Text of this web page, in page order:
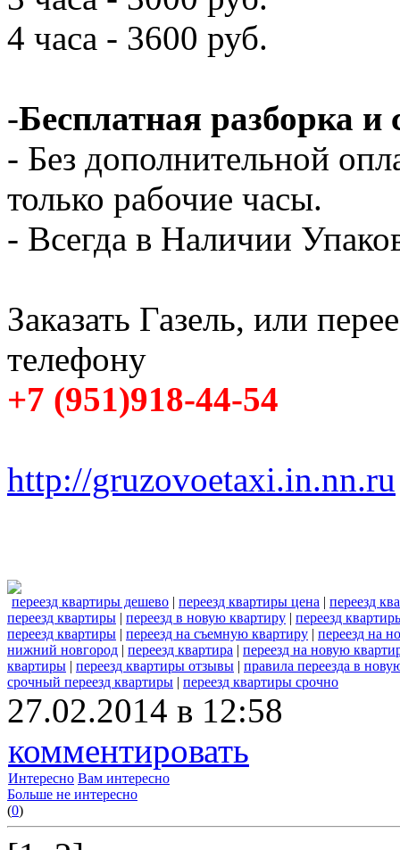
4 часа - 3600 руб.
-Бесплатная разборка и
- Без дополнительной
только рабочие часы.
- Всегда в Наличии
Заказать Газель, или
телефону
+7 (951)918-44-54
http://gruzovoetaxi.in.nn.ru
переезд квартиры дешево | переезд квартиры цена | переезд
переезд квартиры | переезд в новую квартиру | переезд
переезд квартиры | переезд на съемную квартиру | переезд на
нижний новгород | переезд квартира | переезд на новую
квартиры | переезд квартиры отзывы | правила переезда в
срочный переезд квартиры | переезд квартиры срочно
27.02.2014 в 12:58
комментировать
Интересно Вам интересно
Больше не интересно
(0)